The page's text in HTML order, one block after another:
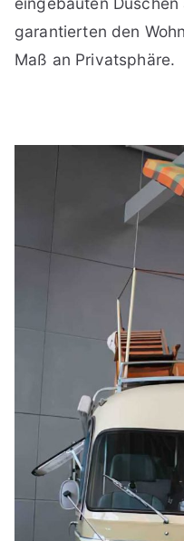
garantierten den
Maß an Privatsphäre.